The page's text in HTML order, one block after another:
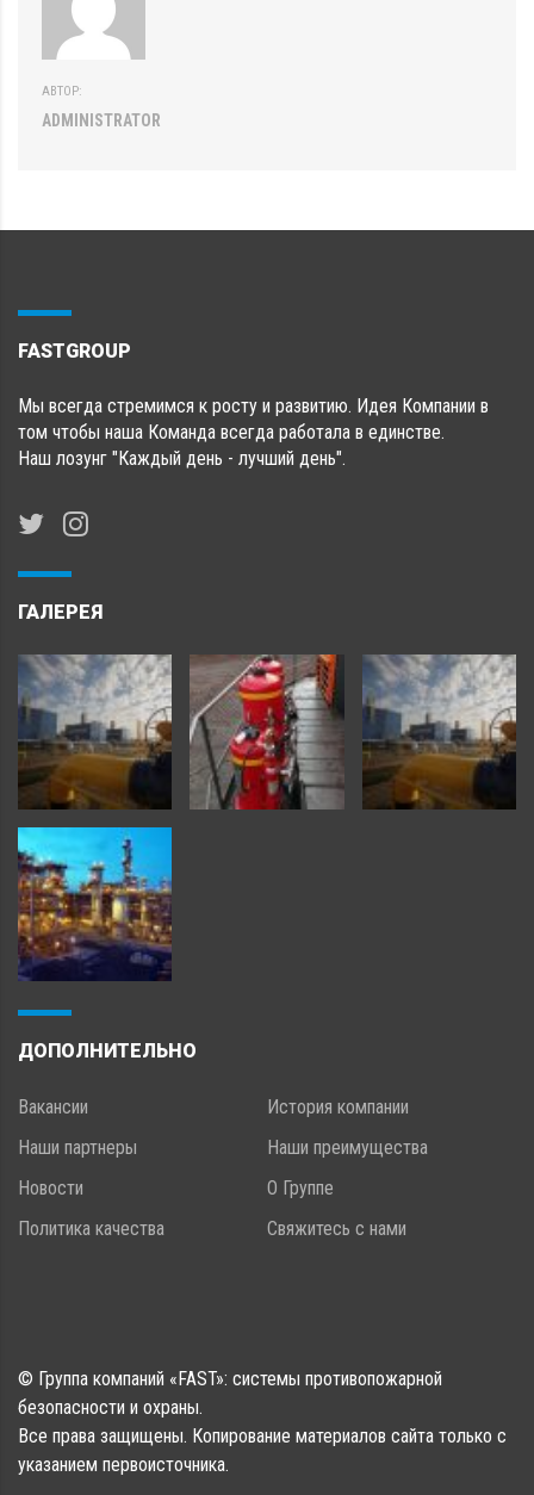
АВТОР:
ADMINISTRATOR
FASTGROUP
Мы всегда стремимся к росту и развитию. Идея Компании в
том чтобы наша Команда всегда работала в единстве.
Наш лозунг "Каждый день - лучший день".
ГАЛЕРЕЯ
ДОПОЛНИТЕЛЬНО
Вакансии
История компании
Наши партнеры
Наши преимущества
Новости
О Группе
Политика качества
Свяжитесь с нами
© Группа компаний «FAST»: системы противопожарной
безопасности и охраны.
Все права защищены. Копирование материалов сайта только с
указанием первоисточника.